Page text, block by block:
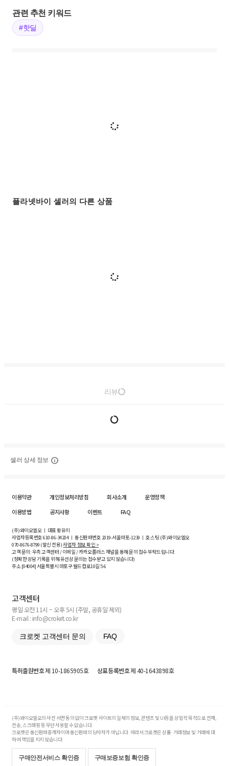
관련 추천 키워드
#핫딜
플라넷바이 셀러의 다른 상품
리뷰
셀러 상세 정보
이용약관 개인정보처리방침 회사소개
운영정책
이용방법
공지사항 이벤트 FAQ
(주)와이오엘오 ㅣ 대표 황유미
사업자등록번호610-86-34204ㅣ 통신판매번호 2019-서울마포-1239 ㅣ 호스팅 (주)와이오엘오
070-8676-8799 (발신 전용)사업자 정보 확인 >
고객 문의: 우측 고객센터 / 이메일 / 카카오플러스 채널을 통해 문의 접수 부탁드립니다.
(정확한 상담 기록을 위해 유선상 문의는 접수받고 있지 않습니다)
주소 [04004] 서울특별시 마포구 월드컵로10길5-6
고객센터
평일 오전 11시 ~ 오후 5시 (주말, 공휴일 제외)
E-mail : info@croket.co.kr
크로켓 고객센터 문의 FAQ
특허출원번호제 10-1865905호 상표등록번호제 40-1643898호
(주)와이오엘오의 사전 서면 동의 없이 크로켓 사이트의 일체의 정보, 콘텐츠 및 UI등을 상업적 목적으로 전재,
전송, 스크래핑 등 무단 사용할 수 없습니다.
크로켓은 통신판매중개자이며 통신판매의 당사자가 아닙니다. 따라서 크로켓은 상품·거래정보 및 거래에 대
하여 책임을 지지 않습니다.
구매안전서비스 확인증 구매보증보험 확인증